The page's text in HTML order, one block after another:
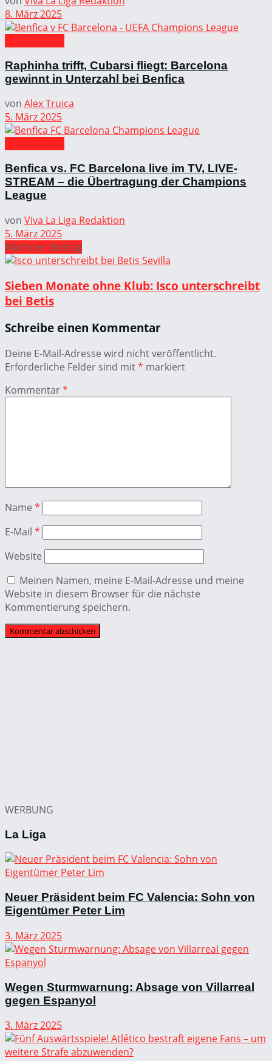
8. März 2025
Raphinha trifft, Cubarsi fliegt: Barcelona
gewinnt in Unterzahl bei Benfica
von Alex Truica
5. März 2025
Benfica vs. FC Barcelona live im TV, LIVE-
STREAM – die Übertragung der Champions
League
von Viva La Liga Redaktion
5. März 2025
Nächster Beitrag
Sieben Monate ohne Klub: Isco unterschreibt
bei Betis
Schreibe einen Kommentar
Deine E-Mail-Adresse wird nicht veröffentlicht.
Erforderliche Felder sind mit* markiert
Kommentar*
Name *
E-Mail *
Website
Meinen Namen, meine E-Mail-Adresse und meine
Website in diesem Browser für die nächste
Kommentierung speichern.
WERBUNG
La Liga
Neuer Präsident beim FC Valencia: Sohn von
Eigentümer Peter Lim
3. März 2025
Wegen Sturmwarnung: Absage von Villarreal
gegen Espanyol
3. März 2025